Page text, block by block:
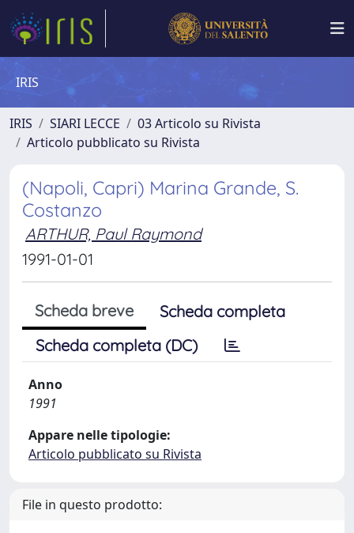
IRIS
IRIS SIARI LECCE
03 Articolo su Rivista
Articolo pubblicato su Rivista
(Napoli, Capri) Marina Grande, S.
Costanzo
ARTHUR, Paul Raymond
1991-01-01
Scheda breve
Scheda completa
Scheda completa (DC)
Anno
1991
Appare nelle tipologie:
Articolo pubblicato su Rivista
File in questo prodotto: